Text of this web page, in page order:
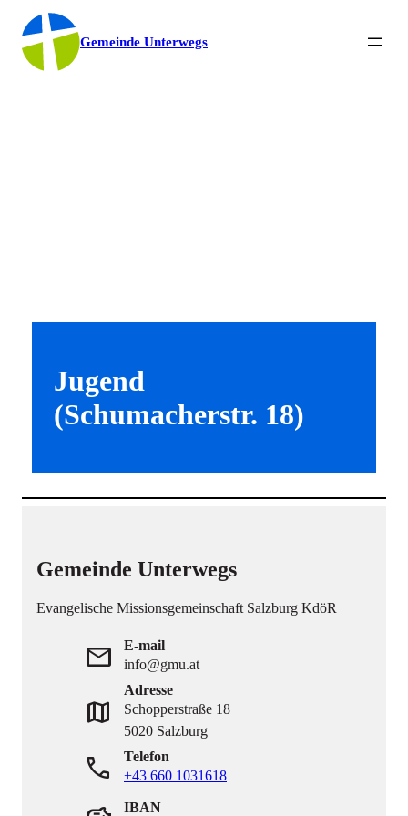
Gemeinde Unterwegs
Jugend
(Schumacherstr. 18)
Gemeinde Unterwegs
Evangelische Missionsgemeinschaft Salzburg KdöR
mail
E-mail
info@gmu.at
map
Adresse
Schopperstraße 18
5020 Salzburg
phone
Telefon
+43 660 1031618
IBAN